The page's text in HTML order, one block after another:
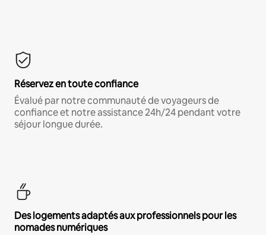
Réservez en toute confiance
Évalué par notre communauté de voyageurs de
confiance et notre assistance 24h/24 pendant votre
séjour longue durée.
Des logements adaptés aux professionnels pour les
nomades numériques